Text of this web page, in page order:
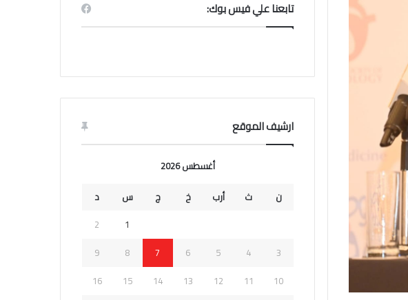
تابعنا علي فيس بوك:
ارشيف الموقع
أغسطس 2026
ن
ث أرب خ ج س
د
1
2
3
4
5
6
7
8
9
10
11
12
13
14
15
16